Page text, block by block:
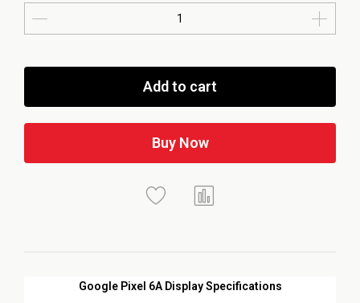
Google Pixel 6A Display Specifications
Add to cart
Buy Now